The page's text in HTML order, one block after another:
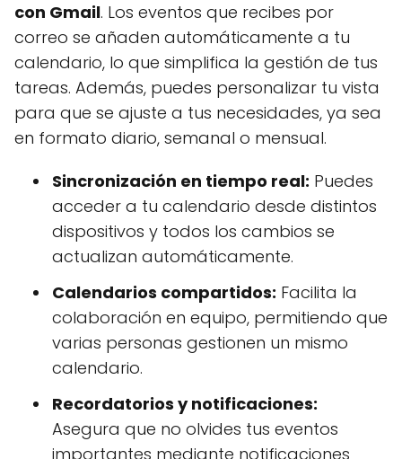
con Gmail. Los eventos que recibes por
correo se añaden automáticamente a tu
calendario, lo que simplifica la gestión de tus
tareas. Además, puedes personalizar tu vista
para que se ajuste a tus necesidades, ya sea
en formato diario, semanal o mensual.
Sincronización en tiempo real: Puedes
acceder a tu calendario desde distintos
dispositivos y todos los cambios se
actualizan automáticamente.
Calendarios compartidos: Facilita la
colaboración en equipo, permitiendo que
varias personas gestionen un mismo
calendario.
Recordatorios y notificaciones:
Asegura que no olvides tus eventos
importantes mediante notificaciones